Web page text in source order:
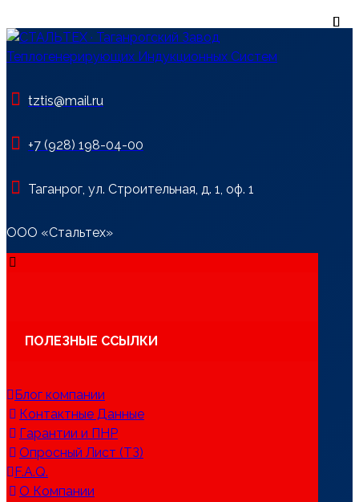
tztis@mail.ru
+7 (928) 198-04-00
Таганрог, ул. Строительная, д. 1, оф. 1
ООО «Стальтех»
ПОЛЕЗНЫЕ ССЫЛКИ
Блог компании
Контактные Данные
Гарантии и ПНР
Опросный Лист (ТЗ)
F.A.Q.
О Компании